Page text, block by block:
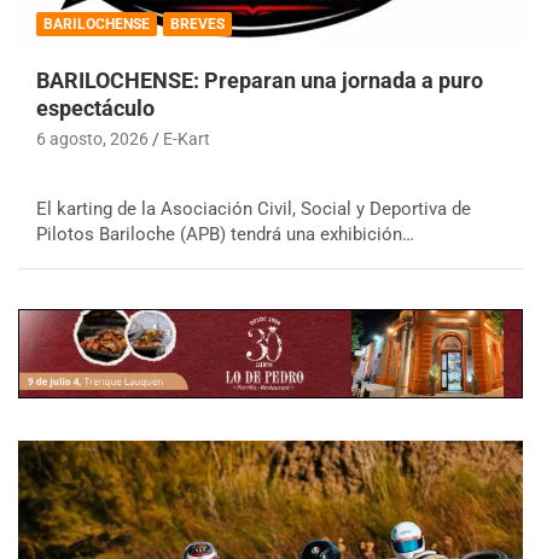
BARILOCHENSE BREVES
BARILOCHENSE: Preparan una jornada a puro
espectáculo
6 agosto, 2026 E-Kart
El karting de la Asociación Civil, Social y Deportiva de
Pilotos Bariloche (APB) tendrá una exhibición…